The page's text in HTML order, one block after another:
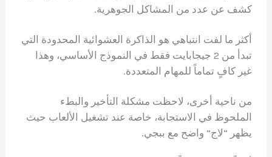
كشف عن عدد من المشاكل الجوهرية.
أكثر ما لفت انتباهي هو الذاكرة العشوائية المحدودة التي
تبدأ من 2 جيجابايت فقط في النموذج الأساسي، وهذا
غير كافٍ تماماً للمهام المتعددة.
من ناحية أخرى، لاحظت مشكلة التأخير والبطء
الملحوظ في الاستجابة، خاصة عند تشغيل الألعاب حيث
يظهر “لاج” واضح مع ببجي.